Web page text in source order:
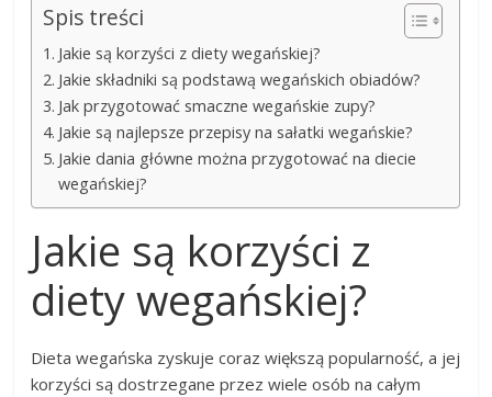
Spis treści
Jakie są korzyści z diety wegańskiej?
Jakie składniki są podstawą wegańskich obiadów?
Jak przygotować smaczne wegańskie zupy?
Jakie są najlepsze przepisy na sałatki wegańskie?
Jakie dania główne można przygotować na diecie
wegańskiej?
Jakie są korzyści z
diety wegańskiej?
Dieta wegańska zyskuje coraz większą popularność, a jej
korzyści są dostrzegane przez wiele osób na całym